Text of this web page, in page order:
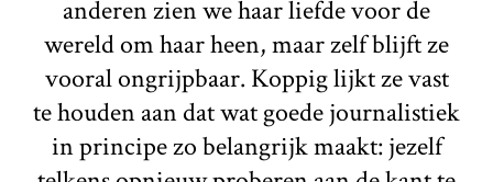
anderen zien we haar liefde voor de
wereld om haar heen, maar zelf blijft ze
vooral ongrijpbaar. Koppig lijkt ze vast
te houden aan dat wat goede journalistiek
in principe zo belangrijk maakt: jezelf